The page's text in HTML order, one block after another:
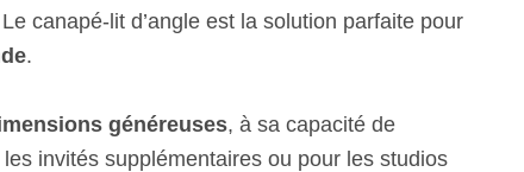
canapé-lit d’angle est la solution parfaite pour
.
généreuses, à sa capacité de
invités supplémentaires ou pour les studios